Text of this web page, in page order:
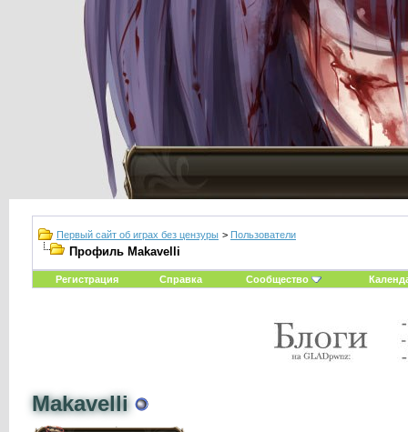
Первый сайт об играх без цензуры > Пользователи
Профиль Makavelli
Регистрация Справка Сообщество
Makavelli